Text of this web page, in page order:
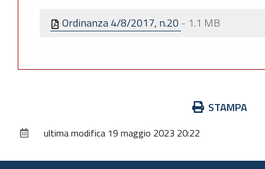
Ordinanza 4/8/2017, n.20 - 1.1 MB
documento
STAMPA
ultima modifica 19 maggio 2023 20:22